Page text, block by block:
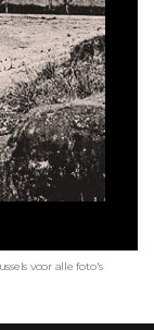
voor alle foto's